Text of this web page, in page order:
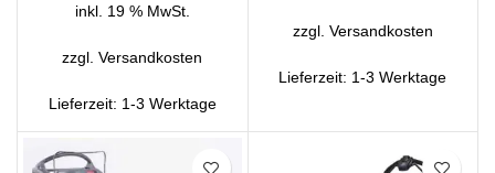
inkl. 19 % MwSt.
zzgl.Versandkosten
Lieferzeit: 1-3 Werktage
zzgl. Versandkosten
Lieferzeit: 1-3 Werktage
SALE